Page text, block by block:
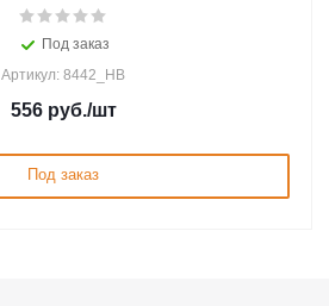
Под заказ
Артикул: 8442_HB
556руб./шт
Под заказ